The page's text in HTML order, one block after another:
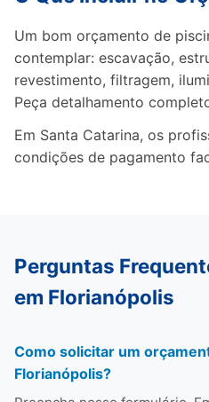
Um bom orçamento de
contemplar: escavação,
revestimento, filtragem,
Peça detalhamento
Em Santa Catarina, os
condições de pagamento
Perguntas
em Florianópolis
Como solicitar um
Florianópolis?